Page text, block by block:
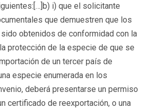
i) que el solicitante
que demuestren que los
obtenidos de conformidad con la
protección de la especie de que se
de un tercer país de
especie enumerada en los
deberá presentarse un permiso
certificado de reexportación, o una